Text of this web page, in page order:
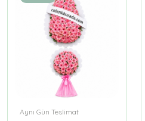
Aynı Gün Teslimat